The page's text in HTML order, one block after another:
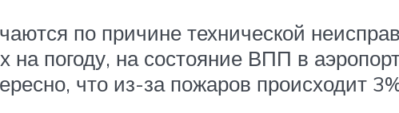
по причине технической
на погоду, на состояние ВПП в
что из-за пожаров происходит